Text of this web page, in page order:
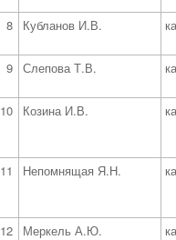
8 Кубланов И.В.
9 Слепова Т.В.
10 Козина И.В.
11 Непомнящая Я.Н.
12 Меркель А.Ю.